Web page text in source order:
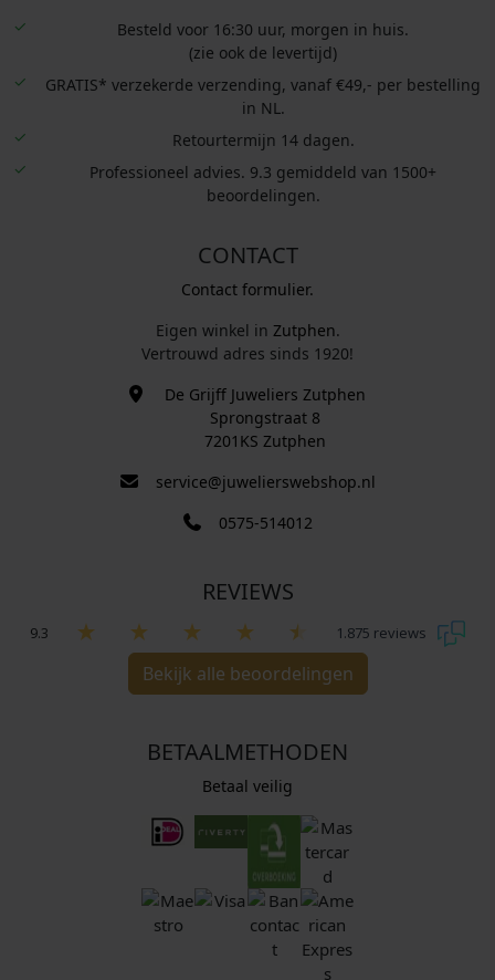
Besteld voor 16:30 uur, morgen in huis.
(zie ook de levertijd)
GRATIS* verzekerde verzending, vanaf €49,- per bestelling
in NL.
Retourtermijn 14 dagen.
Professioneel advies. 9.3 gemiddeld van 1500+
beoordelingen.
CONTACT
Contact formulier.
Eigen winkel in Zutphen.
Vertrouwd adres sinds 1920!
De Grijff Juweliers Zutphen
Sprongstraat 8
7201KS Zutphen
service@juwelierswebshop.nl
0575-514012
REVIEWS
9.3 1.875 reviews
Bekijk alle beoordelingen
BETAALMETHODEN
Betaal veilig